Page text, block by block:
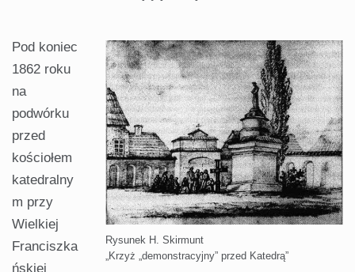
Rysunek H. Skirmunt
„Krzyż „demonstracyjny” przed Katedrą”
Pod koniec
1862 roku
na
podwórku
przed
kościołem
katedralny
m przy
Wielkiej
Franciszka
ńskiej